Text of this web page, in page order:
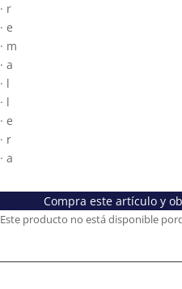
· r
· e
· m
· a
· l
· l
· e
· r
· a
Compra este artículo y
Este producto no está disponible